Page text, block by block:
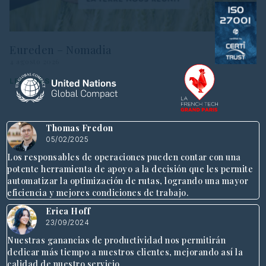
Eureden – Nomadia
LEER MÁS »
Thomas Fredon
05/02/2025
Los responsables de operaciones pueden contar con una
potente herramienta de apoyo a la decisión que les permite
automatizar la optimización de rutas, logrando una mayor
eficiencia y mejores condiciones de trabajo.
Erica Hoff
23/09/2024
Nuestras ganancias de productividad nos permitirán
dedicar más tiempo a nuestros clientes, mejorando así la